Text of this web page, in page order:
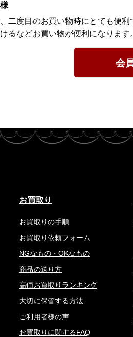
二度目のお買い物時にとても便利
るなどお買い物が便利になります
会
お買取り
お買取りの手順
お買取り依頼フォーム
NGなもの・OKなもの
商品の送り方
高価お買取りランキング
大切に保管する方法
ご利用者様の声
お買取りに関するFAQ